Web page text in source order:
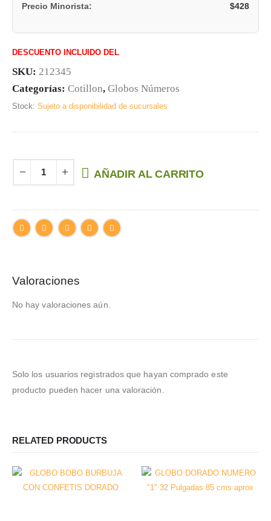
Precio Minorista: $428
DESCUENTO INCLUIDO DEL
SKU: 212345
Categorías: Cotillon, Globos Números
Stock: Sujeto a disponibilidad de sucursales
AÑADIR AL CARRITO
Valoraciones
No hay valoraciones aún.
Solo los usuarios registrados que hayan comprado este
producto pueden hacer una valoración.
RELATED PRODUCTS